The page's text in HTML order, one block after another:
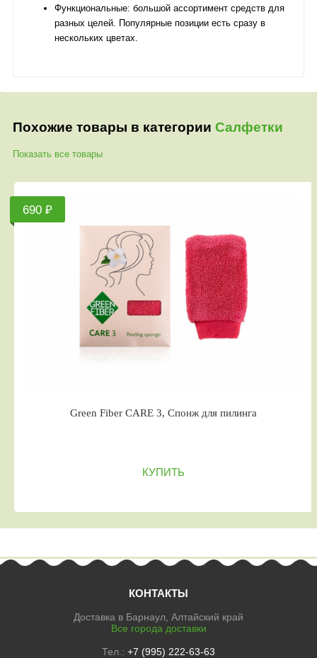
Функциональные: большой ассортимент средств для
разных целей. Популярные позиции есть сразу в
нескольких цветах.
Похожие товары в категории Салфетки
Показать все товары
690 ₽
Green Fiber CARE 3, Спонж для пилинга
КУПИТЬ
КОНТАКТЫ
Доставка в Барнаул, Алтайский край
Все города доставки
Тел.: +7 (995) 222-63-63